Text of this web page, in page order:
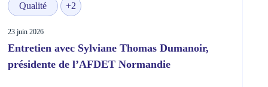
Qualité +2
23 juin 2026
Entretien avec Sylviane Thomas Dumanoir,
présidente de l’AFDET Normandie